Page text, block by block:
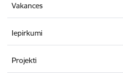
Vakances
Iepirkumi
Projekti